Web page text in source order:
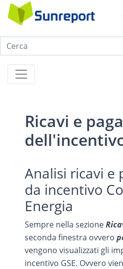
Ricavi e
Analisi ricavi e
da incentivo
Energia
Sempre nella sezione
seconda finestra ovvero
vengono visualizzati gli
incentivo GSE. Ovvero